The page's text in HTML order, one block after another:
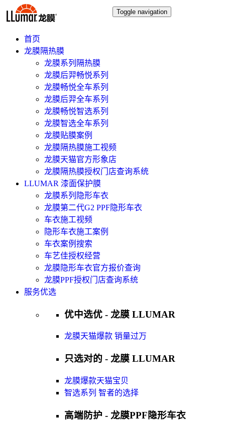
Toggle navigation
首页
龙膜隔热膜
龙膜系列隔热膜
龙膜后羿畅悦系列
龙膜畅悦全车系列
龙膜后羿全车系列
龙膜畅悦智选系列
龙膜智选全车系列
龙膜贴膜案例
龙膜隔热膜施工视频
龙膜天猫官方形象店
龙膜隔热膜授权门店查询系统
LLUMAR 漆面保护膜
龙膜系列隐形车衣
龙膜第二代G2 PPF隐形车衣
车衣施工视频
隐形车衣施工案例
车衣案例搜索
车艺佳授权经营
龙膜隐形车衣官方报价查询
龙膜PPF授权门店查询系统
服务优选
优中选优 - 龙膜 LLUMAR
龙膜天猫爆款 销量过万
只选对的 - 龙膜 LLUMAR
龙膜爆款天猫宝贝
智选系列 智者的选择
高端防护 - 龙膜PPF隐形车衣